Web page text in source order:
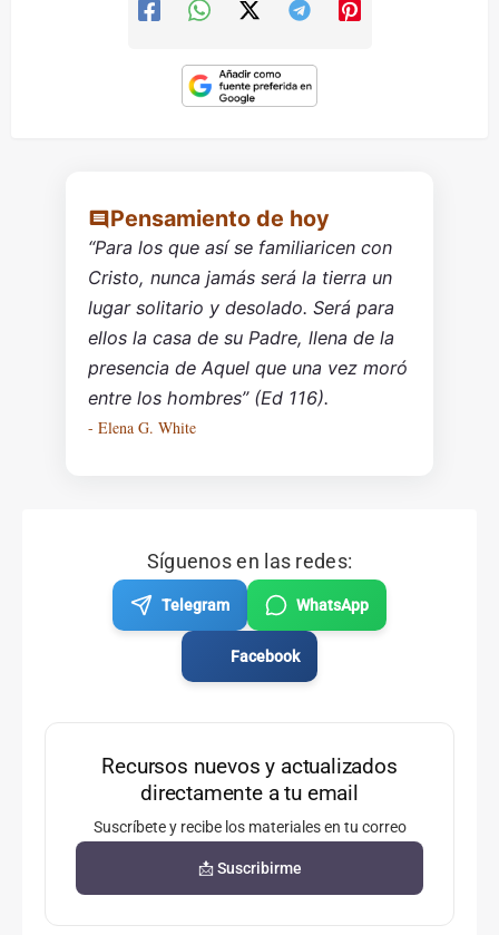
Pensamiento de hoy
“Para los que así se familiaricen con
Cristo, nunca jamás será la tierra un
lugar solitario y desolado. Será para
ellos la casa de su Padre, llena de la
presencia de Aquel que una vez moró
entre los hombres” (Ed 116).
- Elena G. White
Síguenos en las redes:
Telegram WhatsApp
Facebook
Recursos nuevos y actualizados
directamente a tu email
Suscríbete y recibe los materiales en tu correo
📩 Suscribirme